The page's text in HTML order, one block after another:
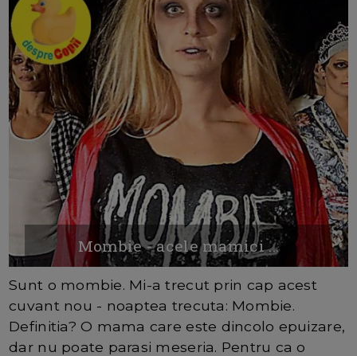
Mombie - acele mamici ...
Sunt o mombie. Mi-a trecut prin cap acest
cuvant nou - noaptea trecuta: Mombie.
Definitia? O mama care este dincolo epuizare,
dar nu poate parasi meseria. Pentru ca o